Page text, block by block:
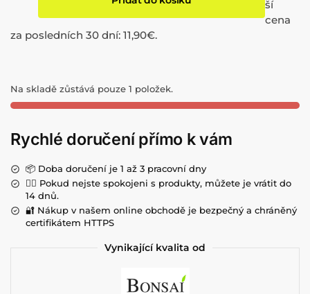
ší
cena
za posledních 30 dní: 11,90€.
Na skladě zůstává pouze 1 položek.
Rychlé doručení přímo k vám
📦 Doba doručení je 1 až 3 pracovní dny
💁‍♀️ Pokud nejste spokojeni s produkty, můžete je vrátit do
14 dnů.
🔐 Nákup v našem online obchodě je bezpečný a chráněný
certifikátem HTTPS
Vynikající kvalita od